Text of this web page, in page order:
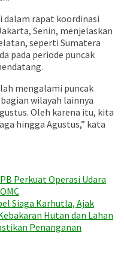
dalam rapat koordinasi
Senin, menjelaskan
seperti Sumatera
pada periode puncak
mengalami puncak
wilayah lainnya
Oleh karena itu, kita
hingga Agustus,” kata
Perkuat Operasi Udara
Siaga Karhutla, Ajak
Hutan dan Lahan
Penanganan